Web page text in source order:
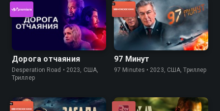
Дорога отчаяния
Desperation Road • 2023, США,
Триллер
97 Минут
97 Minutes • 2023, США, Триллер